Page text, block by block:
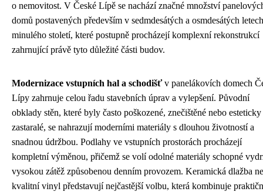
o nemovitost. V České Lípě se nachází značné množství
domů postavených především v sedmdesátých a osmdesátých letech
minulého století, které postupně procházejí komplexní rekonstrukcí
zahrnující právě tyto důležité části budov.
Modernizace vstupních hal a schodišťv panelákovích domech
Lípy zahrnuje celou řadu stavebních úprav a vylepšení. Původní
obklady stěn, které byly často poškozené, znečištěné nebo esteticky
zastaralé, se nahrazují moderními materiály s dlouhou životností a
snadnou údržbou. Podlahy ve vstupních prostorách procházejí
kompletní výměnou, přičemž se volí odolné materiály schopné
vysokou zátěž způsobenou denním provozem. Keramická dlažba
kvalitní vinyl představují nejčastější volbu, která kombinuje